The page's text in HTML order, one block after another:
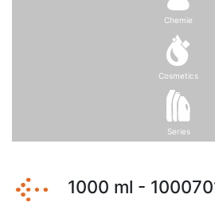
Chemie
Cosmetics
Series
1000 ml -